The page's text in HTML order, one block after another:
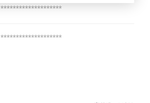
********************
********************